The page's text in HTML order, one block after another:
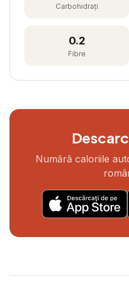
Carbohidrați
0.2
Fibre
Numără caloriile